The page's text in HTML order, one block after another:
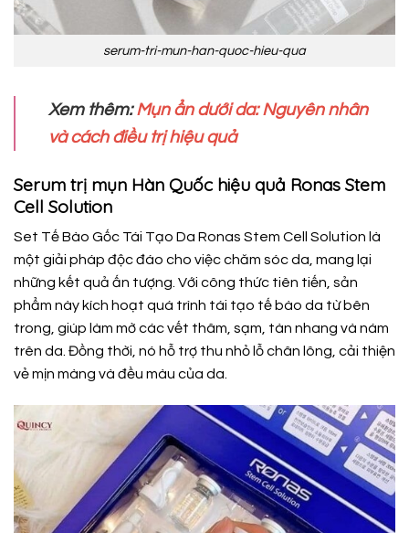
serum-tri-mun-han-quoc-hieu-qua
Xem thêm:Mụn ẩn dưới da: Nguyên nhân
và cách điều trị hiệu quả
Serum trị mụn Hàn Quốc hiệu quả Ronas Stem
Cell Solution
Set Tế Bào Gốc Tái Tạo Da Ronas Stem Cell Solution là
một giải pháp độc đáo cho việc chăm sóc da, mang lại
những kết quả ấn tượng. Với công thức tiên tiến, sản
phẩm này kích hoạt quá trình tái tạo tế bào da từ bên
trong, giúp làm mờ các vết thâm, sạm, tàn nhang và nám
trên da. Đồng thời, nó hỗ trợ thu nhỏ lỗ chân lông, cải thiện
vẻ mịn màng và đều màu của da.